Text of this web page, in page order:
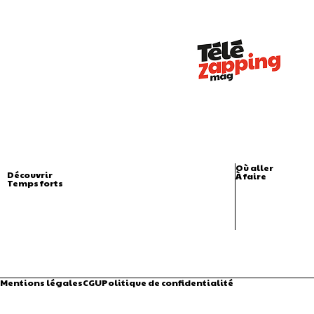
Découvrir
Temps forts
Où aller
À faire
Mentions légalesCGUPolitique de confidentialité